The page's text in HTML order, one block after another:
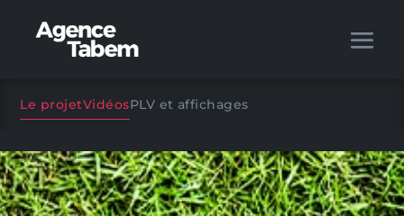
Le projetVidéosPLV et affichages